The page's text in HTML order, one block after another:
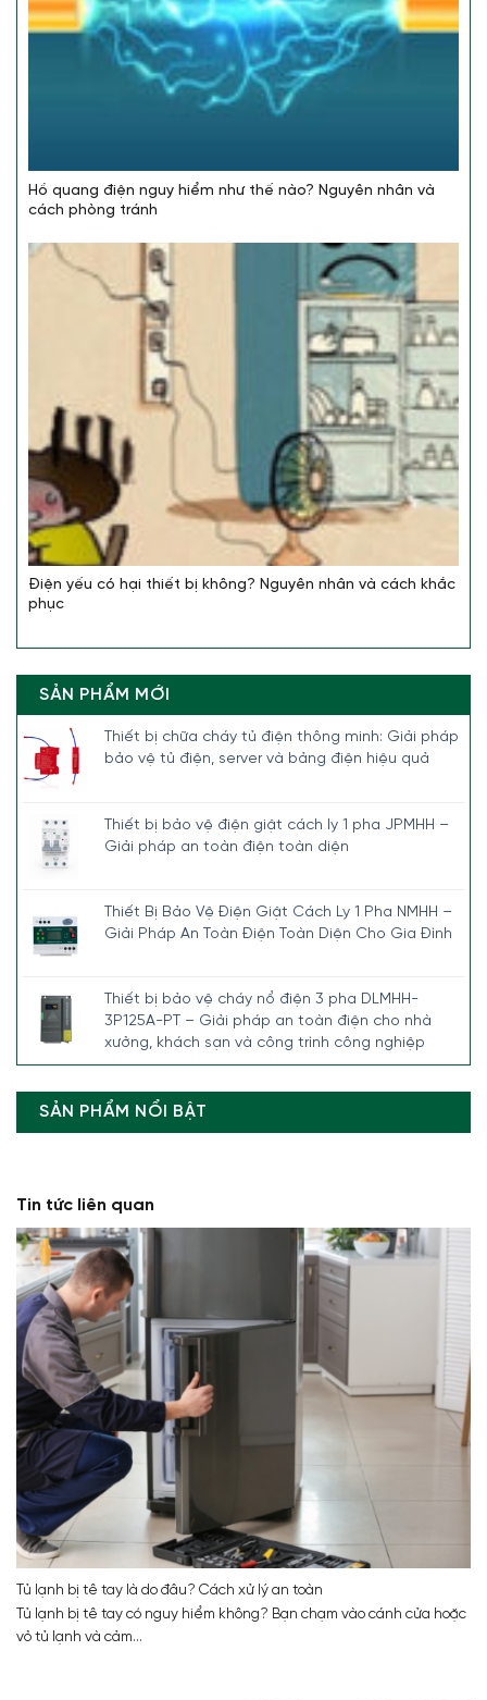
Hồ quang điện nguy hiểm như thế nào? Nguyên nhân và
cách phòng tránh
Điện yếu có hại thiết bị không? Nguyên nhân và cách khắc
phục
SẢN PHẨM MỚI
Thiết bị chữa cháy tủ điện thông minh: Giải pháp
bảo vệ tủ điện, server và bảng điện hiệu quả
Thiết bị bảo vệ điện giật cách ly 1 pha JPMHH –
Giải pháp an toàn điện toàn diện
Thiết Bị Bảo Vệ Điện Giật Cách Ly 1 Pha NMHH –
Giải Pháp An Toàn Điện Toàn Diện Cho Gia Đình
Thiết bị bảo vệ cháy nổ điện 3 pha DLMHH-
3P125A-PT – Giải pháp an toàn điện cho nhà
xưởng, khách sạn và công trình công nghiệp
SẢN PHẨM NỔI BẬT
Tin tức liên quan
Tủ lạnh bị tê tay là do đâu? Cách xử lý an toàn
Tủ lạnh bị tê tay có nguy hiểm không? Bạn chạm vào cánh cửa hoặc
vỏ tủ lạnh và cảm...